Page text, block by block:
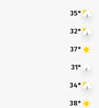
35°
32°
37°
31°
34°
38°